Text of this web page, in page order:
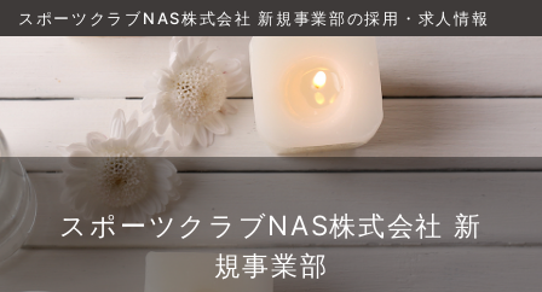
スポーツクラブNAS株式会社 新規事業部の採用・求人情報
スポーツクラブNAS株式会社 新
規事業部